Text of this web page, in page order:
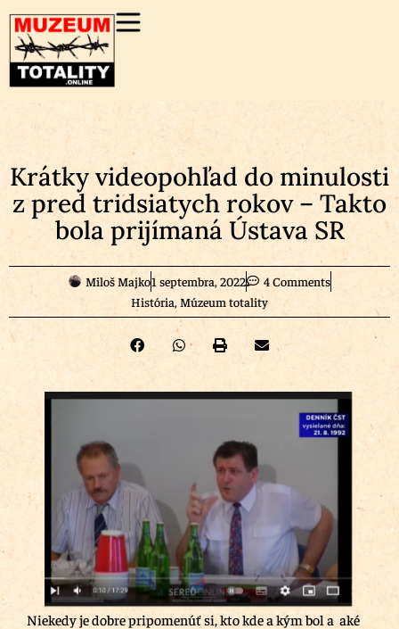
Krátky videopohľad do minulosti
z pred tridsiatych rokov – Takto
bola prijímaná Ústava SR
Miloš Majko1 septembra, 2022
4 Comments
História, Múzeum totality
Niekedy je dobre pripomenúť si, kto kde a kým bol a aké